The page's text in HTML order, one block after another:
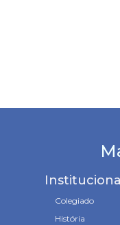
Institucional
Colegiado
História